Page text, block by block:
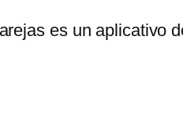
es un aplicativo